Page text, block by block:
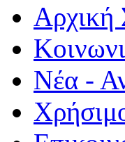
Αρχική
Νέα -